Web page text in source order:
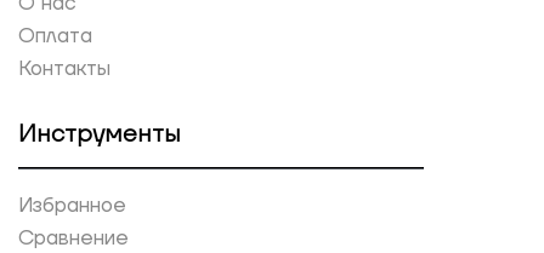
Оплата
Контакты
Инструменты
Избранное
Сравнение